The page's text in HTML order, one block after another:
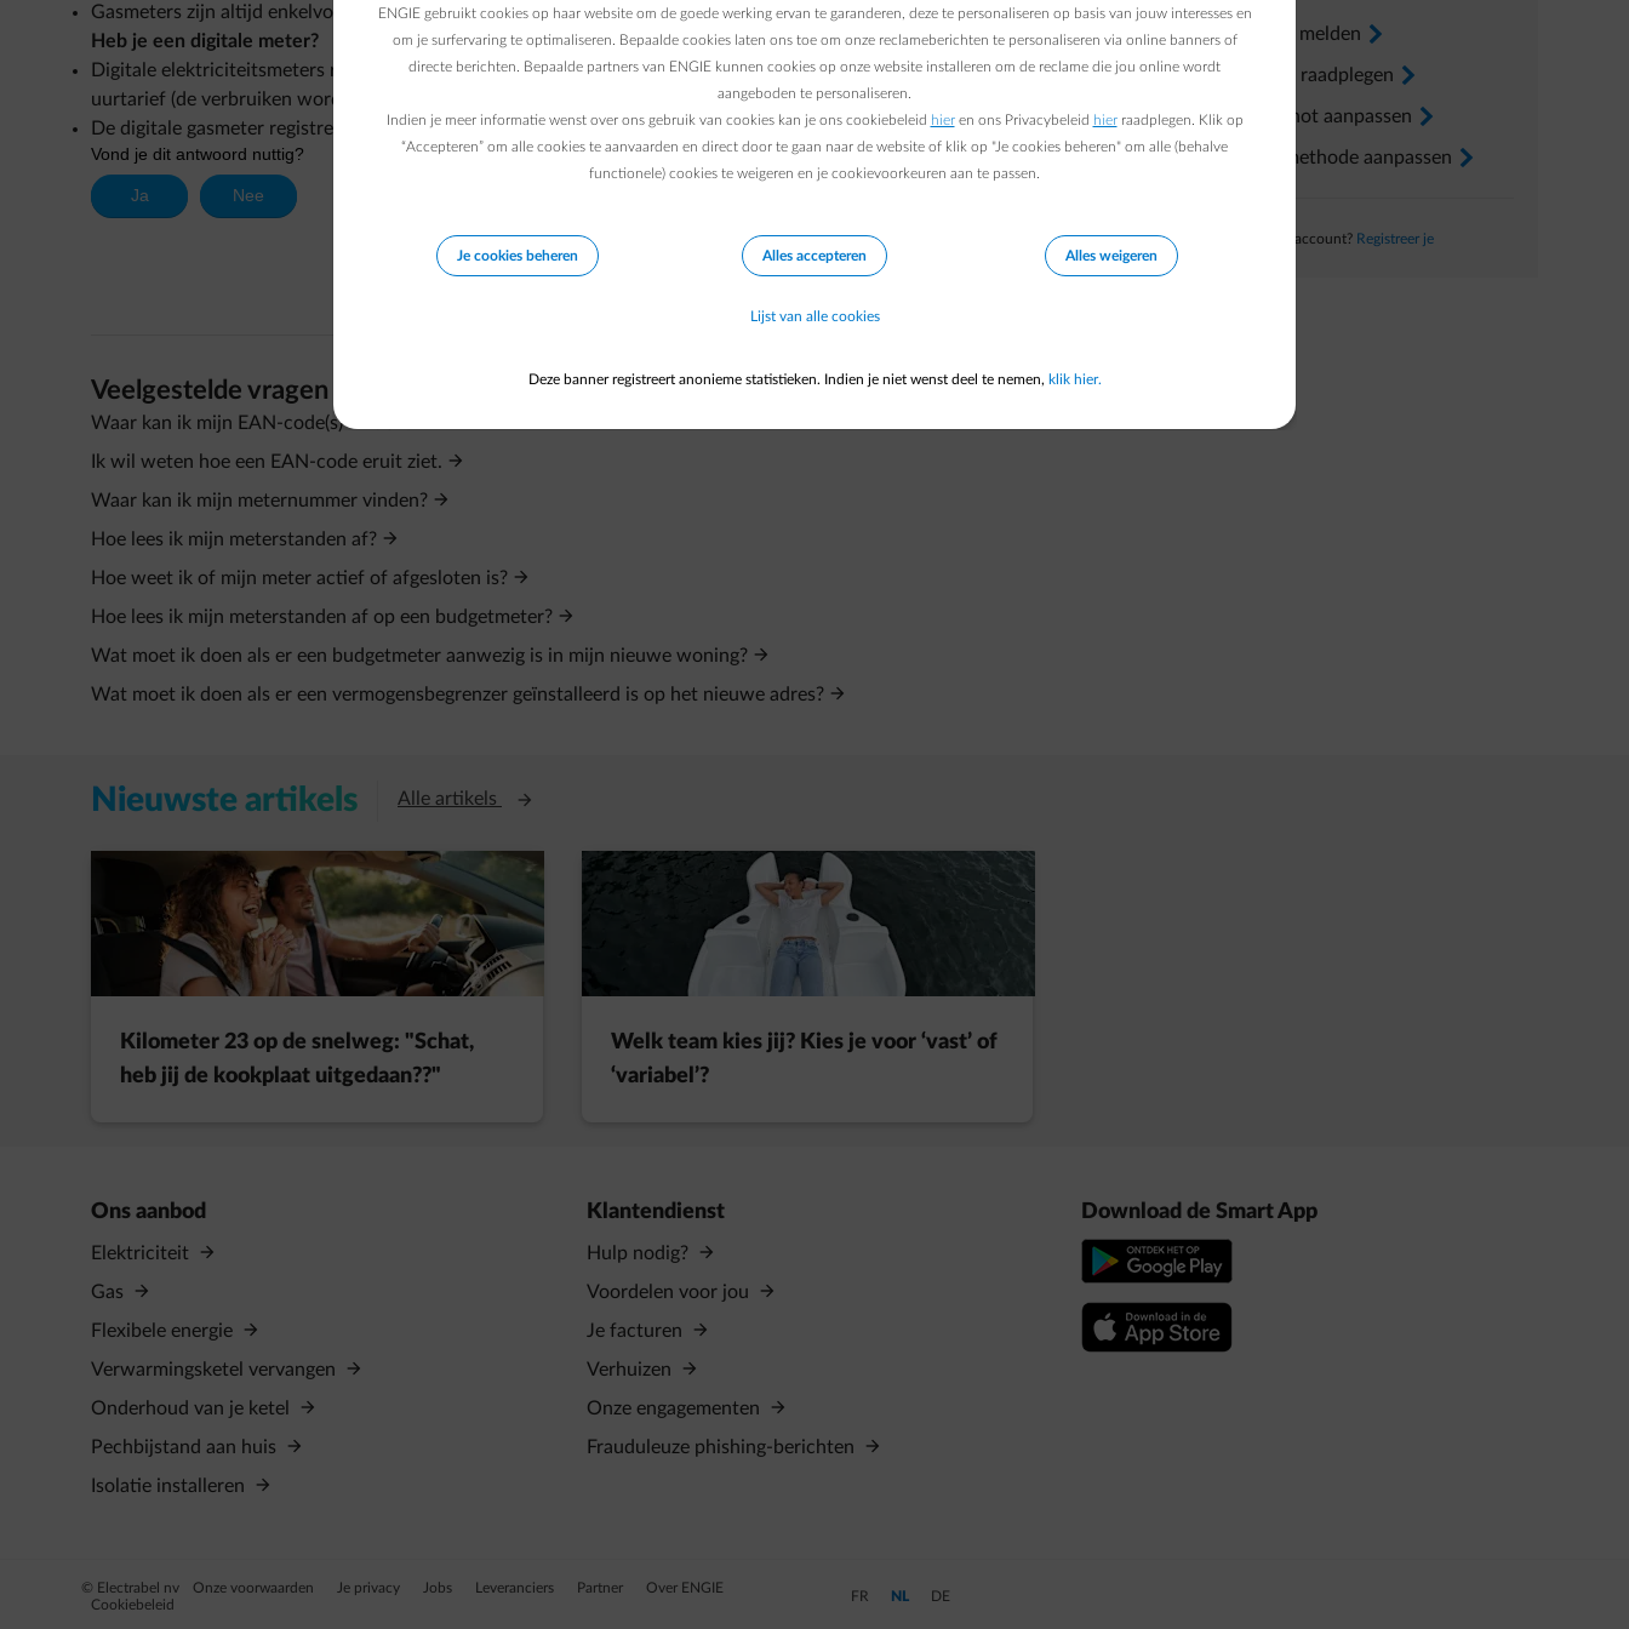
Gasmeters zijn altijd enkelvoudig en eenvoudig herkenbaar doordat ze gekoppeld zijn aan een gele buis.
Heb je een digitale meter?
Digitale elektriciteitsmeters registreren de energie standaard in twee tariefperiodes. Je kan kiezen voor het enkelvoudig
uurtarief (de verbruiken worden bij elkaar opgeteld) of voor het tweevoudige uurtarief.
De digitale gasmeter registreert je gasverbruik ook altijd enkelvoudig, je ziet dus één meterstand.
Veelgestelde vragen
Waar kan ik mijn EAN-code(s) vinden?
Ik wil weten hoe een EAN-code eruit ziet.
Waar kan ik mijn meternummer vinden?
Hoe lees ik mijn meterstanden af?
Hoe weet ik of mijn meter actief of afgesloten is?
Hoe lees ik mijn meterstanden af op een budgetmeter?
Wat moet ik doen als er een budgetmeter aanwezig is in mijn nieuwe woning?
Wat moet ik doen als er een vermogensbegrenzer geïnstalleerd is op het nieuwe adres?
Verhuis melden arrow-right
Factuur raadplegen arrow-right
Voorschot aanpassen arrow-right
Betaalmethode aanpassen arrow-right
Nog geen account? Registreer je
Nieuwste artikels Alle artikels Opent in een nieuw tabblad
Kilometer 23 op de snelweg: "Schat,
heb jij de kookplaat uitgedaan??"
Welk team kies jij? Kies je voor ‘vast’ of
‘variabel’?
Ons aanbod
Elektriciteit
Gas
Flexibele energie
Verwarmingsketel vervangen
Onderhoud van je ketel
Pechbijstand aan huis
Isolatie installeren
Klantendienst
Hulp nodig?
Voordelen voor jou
Je facturen
Verhuizen
Onze engagementen
Frauduleuze phishing-berichten
Download de Smart App
© Electrabel nv Onze voorwaarden Je privacy Jobs Leveranciers Partner
Over ENGIE
Cookiebeleid
Schakel over naar Frans
FR Schakel over naar Nederlands (Huidige taal)
NL Schakel over naar Duits (Opent in een nieuw tabblad)
DE
ENGIE gebruikt cookies op haar website om de goede werking ervan te garanderen, deze te personaliseren op basis van jouw interesses en
om je surfervaring te optimaliseren. Bepaalde cookies laten ons toe om onze reclameberichten te personaliseren via online banners of
directe berichten. Bepaalde partners van ENGIE kunnen cookies op onze website installeren om de reclame die jou online wordt
aangeboden te personaliseren.
Indien je meer informatie wenst over ons gebruik van cookies kan je ons cookiebeleid hieren ons Privacybeleid hierraadplegen. Klik op
“Accepteren” om alle cookies te aanvaarden en direct door te gaan naar de website of klik op "Je cookies beheren" om alle (behalve
functionele) cookies te weigeren en je cookievoorkeuren aan te passen.
Je cookies beheren Alles accepteren Alles weigeren
Lijst van alle cookies
Deze banner registreert anonieme statistieken. Indien je niet wenst deel te nemen, klik hier.